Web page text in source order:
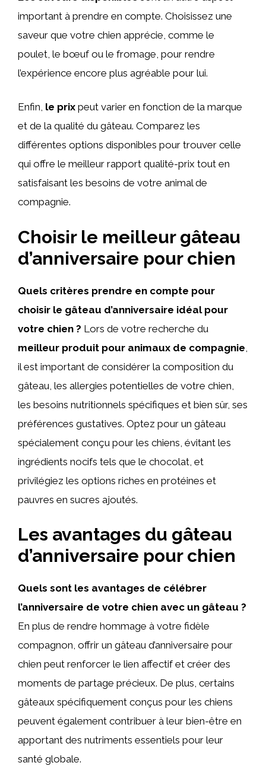
important à prendre en compte. Choisissez une
saveur que votre chien apprécie, comme le
poulet, le bœuf ou le fromage, pour rendre
l’expérience encore plus agréable pour lui.
Enfin, le prix peut varier en fonction de la marque
et de la qualité du gâteau. Comparez les
différentes options disponibles pour trouver celle
qui offre le meilleur rapport qualité-prix tout en
satisfaisant les besoins de votre animal de
compagnie.
Choisir le meilleur gâteau
d’anniversaire pour chien
Quels critères prendre en compte pour
choisir le gâteau d’anniversaire idéal pour
votre chien ? Lors de votre recherche du
meilleur produit pour animaux de compagnie
il est important de considérer la composition du
gâteau, les allergies potentielles de votre chien,
les besoins nutritionnels spécifiques et bien sûr, ses
préférences gustatives. Optez pour un gâteau
spécialement conçu pour les chiens, évitant les
ingrédients nocifs tels que le chocolat, et
privilégiez les options riches en protéines et
pauvres en sucres ajoutés.
Les avantages du gâteau
d’anniversaire pour chien
Quels sont les avantages de célébrer
l’anniversaire de votre chien avec un gâteau ?
En plus de rendre hommage à votre fidèle
compagnon, offrir un gâteau d’anniversaire pour
chien peut renforcer le lien affectif et créer des
moments de partage précieux. De plus, certains
gâteaux spécifiquement conçus pour les chiens
peuvent également contribuer à leur bien-être en
apportant des nutriments essentiels pour leur
santé globale.